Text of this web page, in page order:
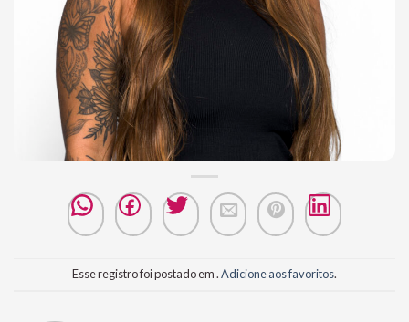
Esse registro foi postado em .Adicione aos favoritos.